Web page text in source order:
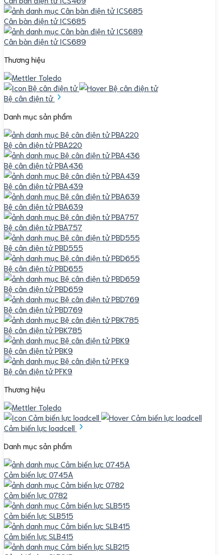
Cân bàn điện tử ICS685
Cân bàn điện tử ICS689
Thương hiệu
Bệ cân điện tử
Danh mục sản phẩm
Bệ cân điện tử PBA220
Bệ cân điện tử PBA436
Bệ cân điện tử PBA439
Bệ cân điện tử PBA639
Bệ cân điện tử PBA757
Bệ cân điện tử PBD555
Bệ cân điện tử PBD655
Bệ cân điện tử PBD659
Bệ cân điện tử PBD769
Bệ cân điện tử PBK785
Bệ cân điện tử PBK9
Bệ cân điện tử PFK9
Thương hiệu
Cảm biến lực loadcell
Danh mục sản phẩm
Cảm biến lực 0745A
Cảm biến lực 0782
Cảm biến lực SLB515
Cảm biến lực SLB415